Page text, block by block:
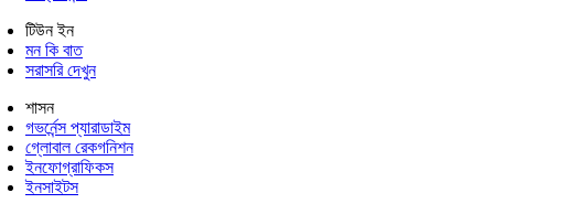
টিউন ইন
মন কি বাত
সরাসরি দেখুন
শাসন
গভর্নেন্স প্যারাডাইম
গ্লোবাল রেকগনিশন
ইনফোগ্রাফিকস
ইনসাইটস